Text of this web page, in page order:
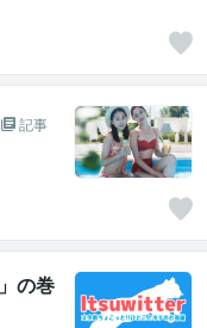
記事
の巻